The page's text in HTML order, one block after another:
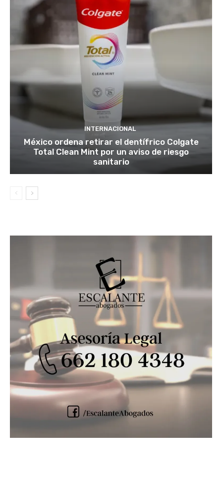
INTERNACIONAL
México ordena retirar el dentífrico Colgate
Total Clean Mint por un aviso de riesgo
sanitario